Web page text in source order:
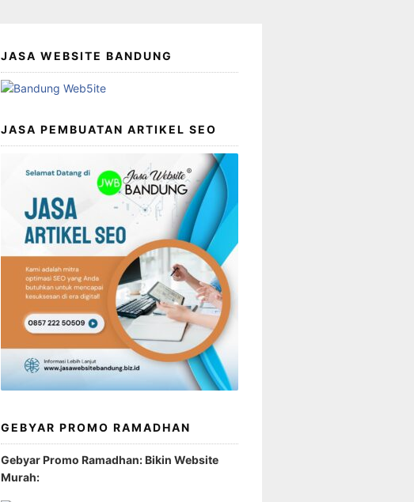
JASA WEBSITE BANDUNG
JASA PEMBUATAN ARTIKEL SEO
GEBYAR PROMO RAMADHAN
Gebyar Promo Ramadhan: Bikin Website
Murah: